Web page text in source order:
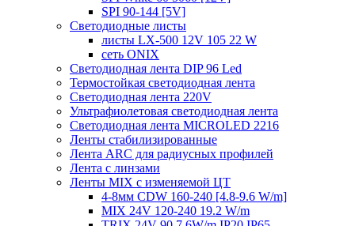
SPI 90-144 [5V]
Светодиодные листы
листы LX-500 12V 105 22 W
сеть ONIX
Светодиодная лента DIP 96 Led
Термостойкая светодиодная лента
Светодиодная лента 220V
Ультрафиолетовая светодиодная лента
Светодиодная лента MICROLED 2216
Ленты стабилизированные
Лента ARC для радиусных профилей
Лента с линзами
Ленты MIX с изменяемой ЦТ
4-8мм CDW 160-240 [4.8-9.6 W/m]
MIX 24V 120-240 19.2 W/m